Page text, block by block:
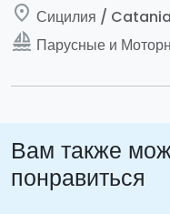
place Сицилия / Catania
sailing Парусные и
Вам также
понравиться